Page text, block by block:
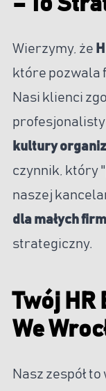
Wierzymy, że
które pozwala
Nasi klienci
kultury
czynnik, który
naszej
dla małych
strategiczny.
Twój
We
Nasz zespół